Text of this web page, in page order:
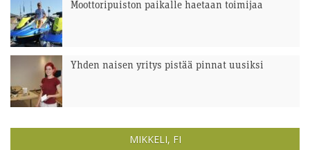
Moottoripuiston paikalle haetaan toimijaa
Yhden naisen yritys pistää pinnat uusiksi
MIKKELI, FI